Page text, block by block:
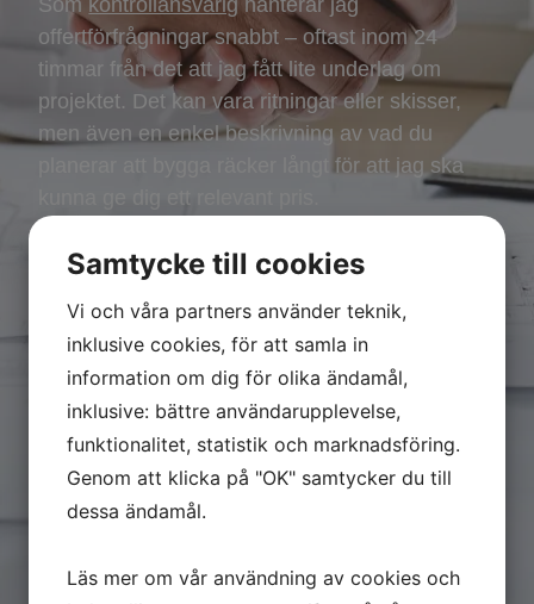
Som kontrollansvarig hanterar jag
offertförfrågningar snabbt – oftast inom 24
timmar från det att jag fått lite underlag om
projektet. Det kan vara ritningar eller skisser,
men även en enkel beskrivning av vad du
planerar att bygga räcker långt för att jag ska
kunna ge dig ett relevant pris.
Hör av dig så återkommer jag inom kort!
Offert inom 24h
Samtycke till cookies
Vi och våra partners använder teknik,
inklusive cookies, för att samla in
information om dig för olika ändamål,
inklusive: bättre användarupplevelse,
funktionalitet, statistik och marknadsföring.
Genom att klicka på "OK" samtycker du till
dessa ändamål.
Läs mer om vår användning av cookies och